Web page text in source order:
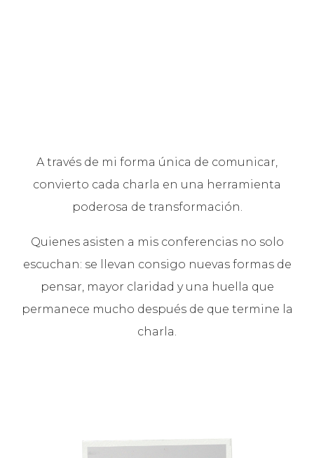
A través de mi forma única de comunicar,
convierto cada charla en una herramienta
poderosa de transformación.
Quienes asisten a mis conferencias no solo
escuchan: se llevan consigo nuevas formas de
pensar, mayor claridad y una huella que
permanece mucho después de que termine la
charla.